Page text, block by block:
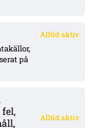
Alltid aktiv
på
Alltid aktiv